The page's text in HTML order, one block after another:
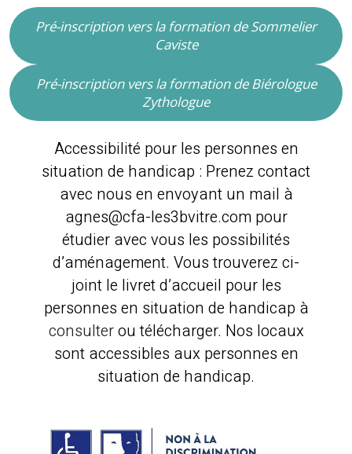
Pré-inscription vers la formation de Sommelier
Caviste
Pré-inscription vers la formation de Biérologue
Zythologue
Accessibilité pour les personnes en
situation de handicap : Prenez contact
avec nous en envoyant un mail à
agnes@cfa-les3bvitre.com pour
étudier avec vous les possibilités
d’aménagement. Vous trouverez ci-
joint le livret d’accueil pour les
personnes en situation de handicap à
consulterou télécharger. Nos locaux
sont accessibles aux personnes en
situation de handicap.